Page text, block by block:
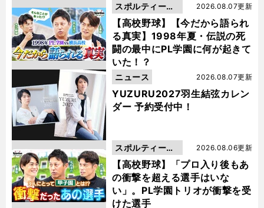
【高校野球】【今だから語られ
る真実】1998年夏・伝説の死
闘の最中にPL学園に何が起きて
いた！？
2026.08.07更新
スポルティーバ
動画
YUZURU2027羽生結弦カレン
ダー 予約受付中！
2026.08.07更新
ニュース
【高校野球】「プロ入り後もあ
の衝撃を超える選手はいな
い」。PL学園トリオが衝撃を受
けた選手
2026.08.06更新
スポルティーバ
動画